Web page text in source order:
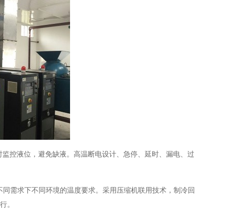
控液位，避免缺液。高温断电设计、急停、延时、漏电、过
需求下不同环境的温度要求。采用压缩机联用技术，制冷回
。